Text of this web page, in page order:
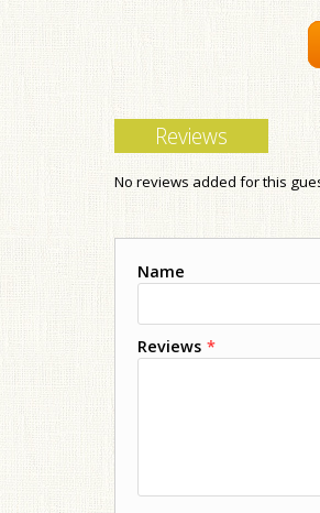
Reviews
No reviews added for this
Name
Reviews *